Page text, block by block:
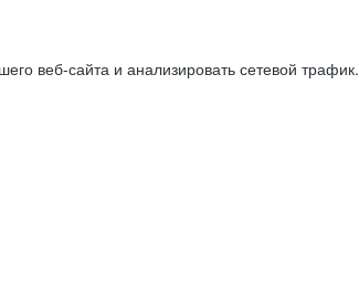
веб-сайта и анализировать сетевой трафик.